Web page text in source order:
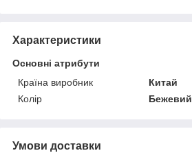
Характеристики
Основні атрибути
Країна виробник
Китай
Колір
Бежевий
Умови доставки